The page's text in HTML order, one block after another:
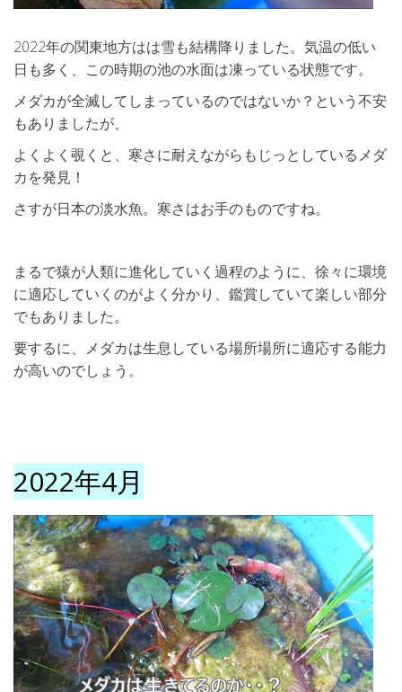
2022年の関東地方はは雪も結構降りました。気温の低い
日も多く、この時期の池の水面は凍っている状態です。
メダカが全滅してしまっているのではないか？という不安
もありましたが、
よくよく覗くと、寒さに耐えながらもじっとしているメダ
カを発見！
さすが日本の淡水魚。寒さはお手のものですね。
まるで猿が人類に進化していく過程のように、徐々に環境
に適応していくのがよく分かり、鑑賞していて楽しい部分
でもありました。
要するに、メダカは生息している場所場所に適応する能力
が高いのでしょう。
2022年4月